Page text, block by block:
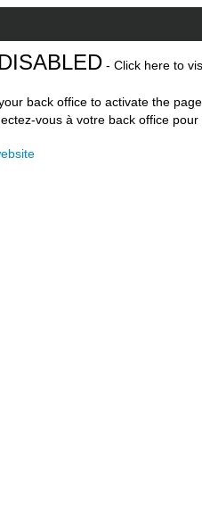
- Click here to
back office to activate the
vous à votre back office